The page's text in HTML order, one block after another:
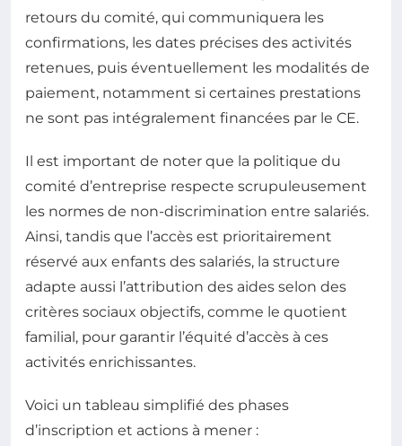
retours du comité, qui communiquera les
confirmations, les dates précises des activités
retenues, puis éventuellement les modalités de
paiement, notamment si certaines prestations
ne sont pas intégralement financées par le CE.
Il est important de noter que la politique du
comité d’entreprise respecte scrupuleusement
les normes de non-discrimination entre salariés.
Ainsi, tandis que l’accès est prioritairement
réservé aux enfants des salariés, la structure
adapte aussi l’attribution des aides selon des
critères sociaux objectifs, comme le quotient
familial, pour garantir l’équité d’accès à ces
activités enrichissantes.
Voici un tableau simplifié des phases
d’inscription et actions à mener :